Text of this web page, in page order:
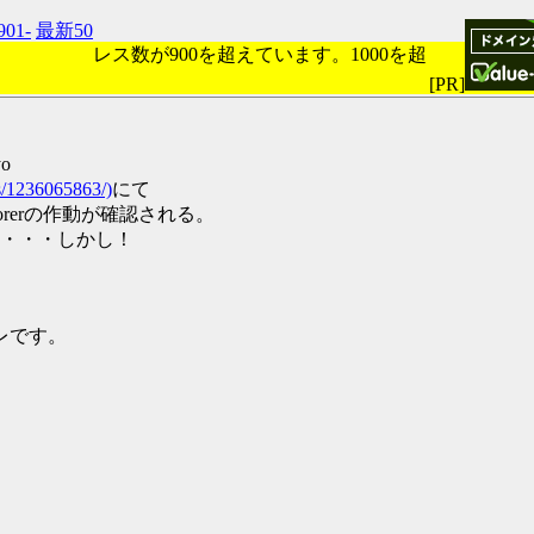
最新50
[PR]
レス数が900を超えています。1000を超
1236065863/)にて
の作動が確認される。
・・しかし！
す。